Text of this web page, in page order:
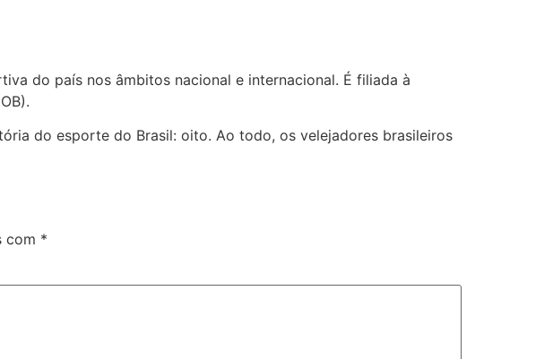
do país nos âmbitos nacional e internacional. É filiada à
do esporte do Brasil: oito. Ao todo, os velejadores brasileiros
com *